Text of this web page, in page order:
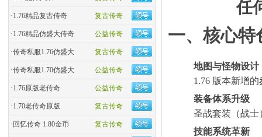
复古传奇
·1.76精品复古传奇
公益传奇
·1.76精品仿盛大传奇
复古传奇
·传奇私服1.76仿盛大
公益传奇
·传奇私服1.70仿盛大
公益传奇
·1.76原版老传奇
复古传奇
·1.70老传奇原版
复古传奇
· 回忆传奇 1.80金币
任
一、核心特
地图与怪物设计
1.76 版本新增的
装备体系升级
圣战套装（战
技能系统革新